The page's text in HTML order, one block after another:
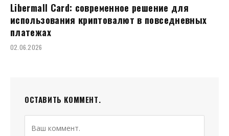
Libermall Card: современное решение для
использования криптовалют в повседневных
платежах
02.06.2026
ОСТАВИТЬ КОММЕНТ.